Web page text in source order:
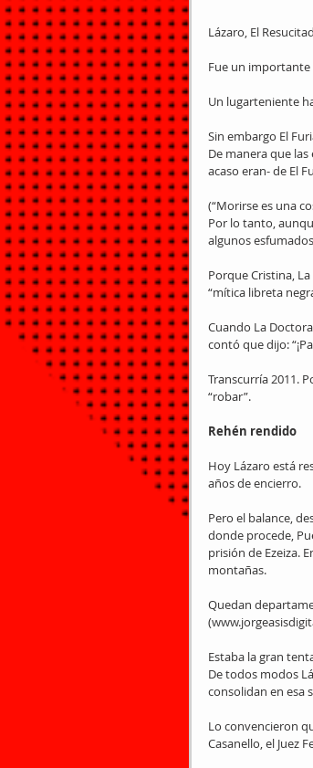
Lázaro, El
Fue un importante
Un lugarteniente
Sin embargo El
De manera que
acaso eran- de El
(“Morirse es una
Por lo tanto,
algunos
Porque Cristina,
“mítica libreta
Cuando La
contó que dijo:
Transcurría 2011.
“robar”.
Rehén rendido
Hoy Lázaro está
años de encierro.
Pero el balance,
donde procede,
prisión de Ezeiza.
montañas.
Quedan
Estaba la gran
De todos modos
consolidan en esa
Lo convencieron
Casanello, el Juez